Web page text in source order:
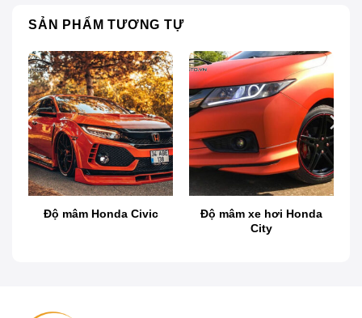
Hình ảnh camera hành trình ô tô thông minh
1. Camera hành trình Nextbase là
hiện đại có chức năng ghi lại toàn bộ hình ảnh, âm
SẢN PHẨM TƯƠNG TỰ
Độ mâm Honda Civic
Độ mâm xe hơi Honda
City